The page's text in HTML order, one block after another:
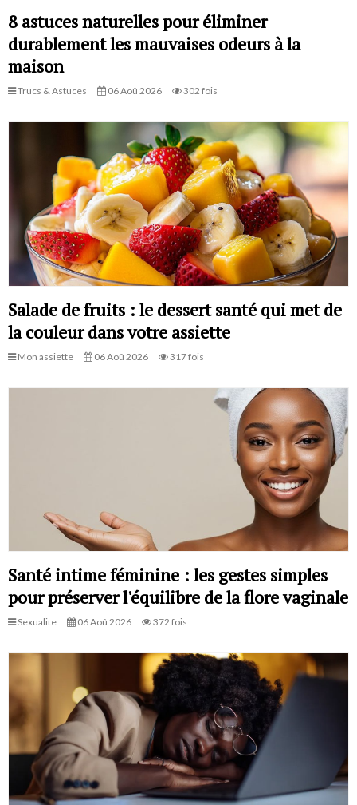
8 astuces naturelles pour éliminer
durablement les mauvaises odeurs à la
maison
Trucs & Astuces 06 Aoû 2026 302 fois
Salade de fruits : le dessert santé qui met de
la couleur dans votre assiette
Mon assiette 06 Aoû 2026 317 fois
Santé intime féminine : les gestes simples
pour préserver l'équilibre de la flore vaginale
Sexualite 06 Aoû 2026 372 fois